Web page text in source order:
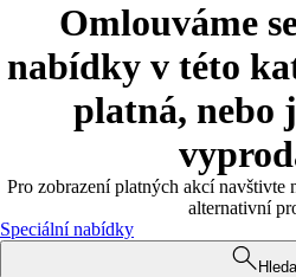
Omlouváme
nabídky v této
platná, nebo
Pro zobrazení platných akcí navštivte
alternativní
Speciální nabídky